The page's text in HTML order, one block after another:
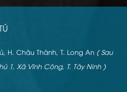
H. Châu Thành, T. Long An ( Sau
1, Xã Vĩnh Công, T. Tây Ninh )